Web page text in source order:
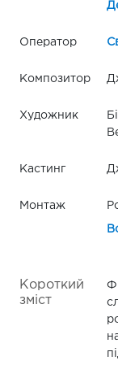
Оператор
Композитор
Художник
Кастинг
Монтаж
Короткий
зміст